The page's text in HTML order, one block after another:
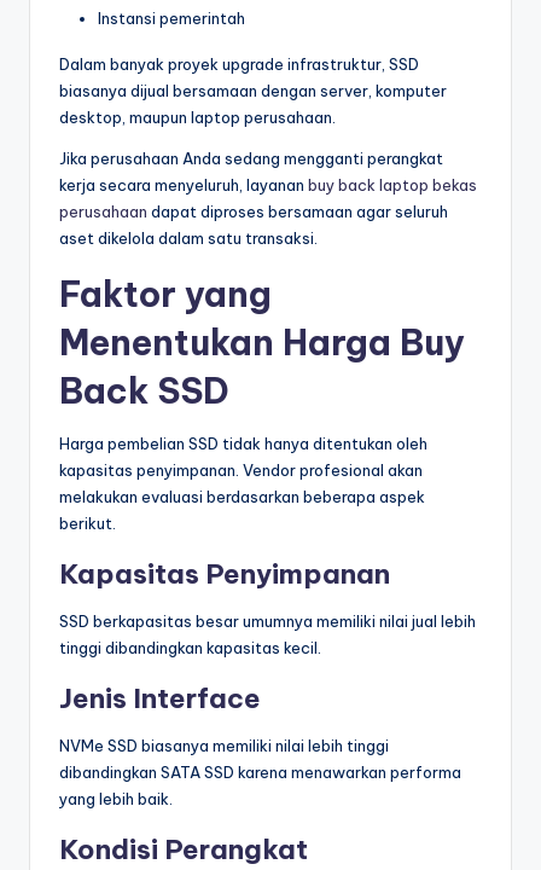
Instansi pemerintah
Dalam banyak proyek upgrade infrastruktur, SSD
biasanya dijual bersamaan dengan server, komputer
desktop, maupun laptop perusahaan.
Jika perusahaan Anda sedang mengganti perangkat
kerja secara menyeluruh, layanan buy back laptop bekas
perusahaan dapat diproses bersamaan agar seluruh
aset dikelola dalam satu transaksi.
Faktor yang
Menentukan Harga Buy
Back SSD
Harga pembelian SSD tidak hanya ditentukan oleh
kapasitas penyimpanan. Vendor profesional akan
melakukan evaluasi berdasarkan beberapa aspek
berikut.
Kapasitas Penyimpanan
SSD berkapasitas besar umumnya memiliki nilai jual lebih
tinggi dibandingkan kapasitas kecil.
Jenis Interface
NVMe SSD biasanya memiliki nilai lebih tinggi
dibandingkan SATA SSD karena menawarkan performa
yang lebih baik.
Kondisi Perangkat